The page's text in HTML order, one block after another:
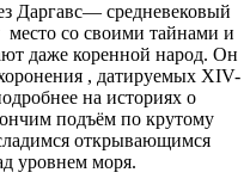
Даргавс— средневековый
место со своими тайнами и
даже коренной народ. Он
, датируемых XIV-
на историях о
подъём по крутому
открывающимся
уровнем моря.